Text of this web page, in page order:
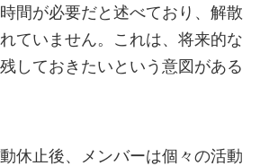
間が必要だと述べており、解散
ていません。これは、将来的な
しておきたいという意図がある
休止後、メンバーは個々の活動